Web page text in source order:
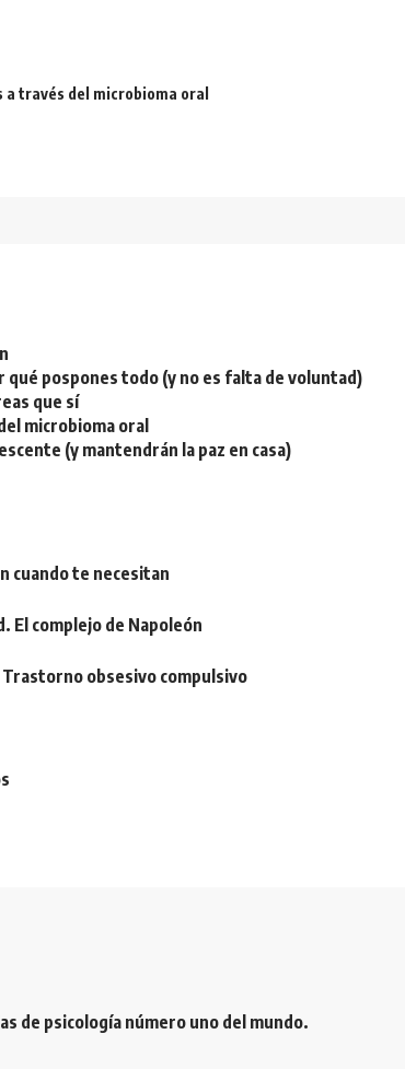
través del microbioma oral
qué pospones todo (y no es falta de voluntad)
que sí
microbioma oral
(y mantendrán la paz en casa)
cuando te necesitan
complejo de Napoleón
obsesivo compulsivo
de psicología número uno del mundo.